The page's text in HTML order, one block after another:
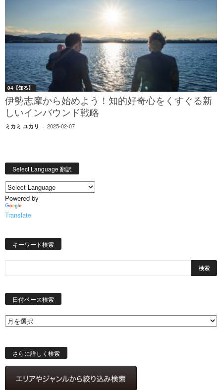
04【知る】
伊勢志摩から始めよう！知的好奇心をくすぐる新
しいインバウンド戦略
ミカミ ユカリ - 2025-02-07
Select Language 翻訳
Powered by
Translate
キーワード検索
日付ベース検索
索
さらに詳しく検索